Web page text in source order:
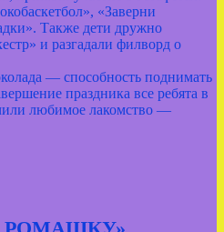
«Заверни
Также дети дружно
и разгадали филворд о
— способность поднимать
праздника все ребята в
любимое лакомство —